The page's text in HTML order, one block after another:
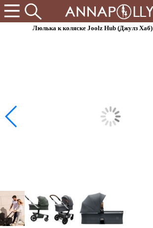
Люлька к коляске Joolz Hub (Джулз Хаб)